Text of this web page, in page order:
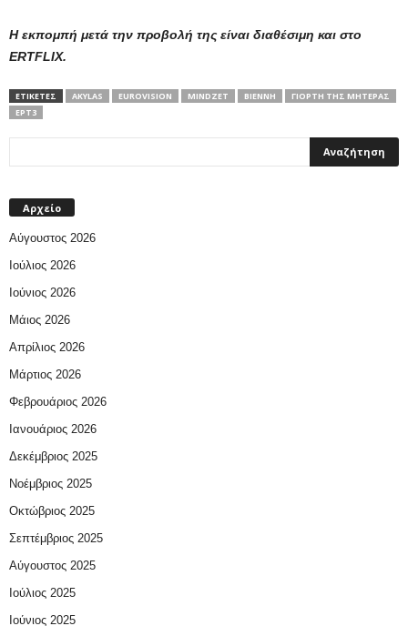
Η εκπομπή μετά την προβολή της είναι διαθέσιμη και στο
ERTFLIX.
ΕΤΙΚΕΤΕΣ AKYLAS EUROVISION MINDZET ΒΙΈΝΝΗ
ΓΙΟΡΤΉ ΤΗΣ ΜΗΤΈΡΑΣ
ΕΡΤ3
Αρχείο
Αύγουστος 2026
Ιούλιος 2026
Ιούνιος 2026
Μάιος 2026
Απρίλιος 2026
Μάρτιος 2026
Φεβρουάριος 2026
Ιανουάριος 2026
Δεκέμβριος 2025
Νοέμβριος 2025
Οκτώβριος 2025
Σεπτέμβριος 2025
Αύγουστος 2025
Ιούλιος 2025
Ιούνιος 2025